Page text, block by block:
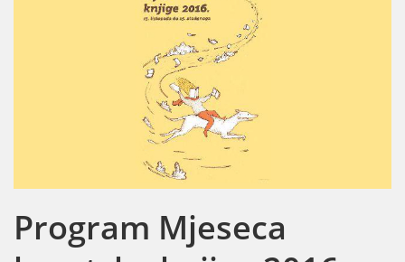
Program Mjeseca